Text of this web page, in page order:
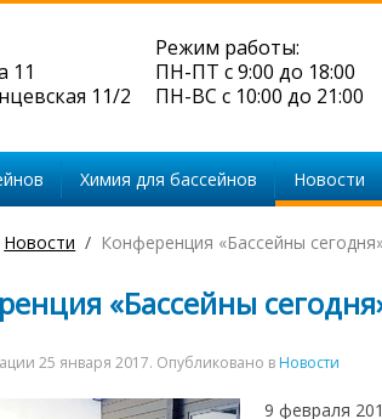
Режим работы:
ПН-ПТ с 9:00 до 18:00
ПН-ВС с 10:00 до 21:00
11
11/2
Химия для бассейнов Новости
Новости Конференция «Бассейны
«Бассейны
25 января 2017. Опубликовано в Новости
9 февраля